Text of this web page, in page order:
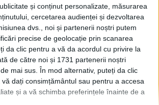
și conținut personalizate, măsurarea
cercetarea audienței și dezvoltarea
dvs., noi și partenerii noștri putem
precise de geolocație prin scanarea
da clic pentru a vă da acordul cu privire la
de către noi și 1731 partenerii noștri
mai sus. În mod alternativ, puteți da clic
dați consimțământul sau pentru a accesa
și a vă schimba preferințele înainte de a